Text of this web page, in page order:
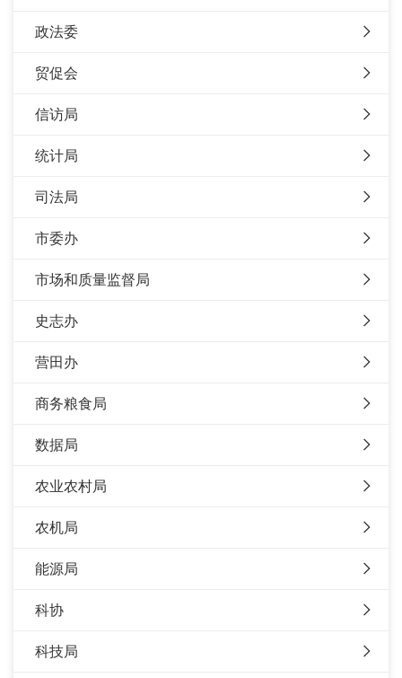
政法委
贸促会
信访局
统计局
司法局
市委办
市场和质量监督局
史志办
营田办
商务粮食局
数据局
农业农村局
农机局
能源局
科协
科技局